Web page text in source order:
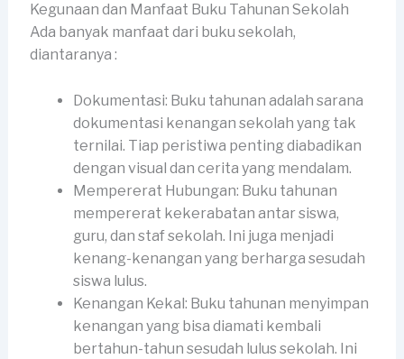
Kegunaan dan Manfaat Buku Tahunan Sekolah
Ada banyak manfaat dari buku sekolah,
diantaranya :
Dokumentasi: Buku tahunan adalah sarana
dokumentasi kenangan sekolah yang tak
ternilai. Tiap peristiwa penting diabadikan
dengan visual dan cerita yang mendalam.
Mempererat Hubungan: Buku tahunan
mempererat kekerabatan antar siswa,
guru, dan staf sekolah. Ini juga menjadi
kenang-kenangan yang berharga sesudah
siswa lulus.
Kenangan Kekal: Buku tahunan menyimpan
kenangan yang bisa diamati kembali
bertahun-tahun sesudah lulus sekolah. Ini